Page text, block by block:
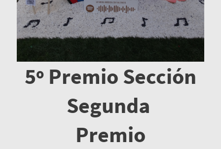
5º Premio Sección
Segunda
Premio